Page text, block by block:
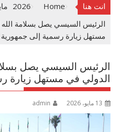
انت هنا Home
2026
الرئيس السيسي يصل بسلامة
مستهل زيارة رسمية إلى جمهورية
الرئيس السيسي يصل
الدولي في مستهل زيارة
13 مايو، 2026 admin